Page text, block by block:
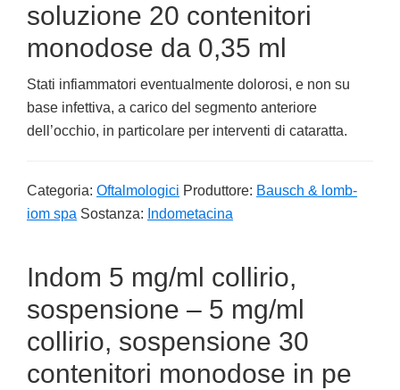
soluzione 20 contenitori
monodose da 0,35 ml
Stati infiammatori eventualmente dolorosi, e non su
base infettiva, a carico del segmento anteriore
dell’occhio, in particolare per interventi di cataratta.
Categoria: Oftalmologici Produttore: Bausch & lomb-
iom spa Sostanza: Indometacina
Indom 5 mg/ml collirio,
sospensione – 5 mg/ml
collirio, sospensione 30
contenitori monodose in pe